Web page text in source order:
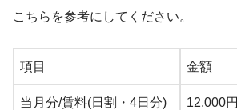
こちらを参考にしてください。
項目 金額
当月分/賃料(日割・4日分) 12,000円